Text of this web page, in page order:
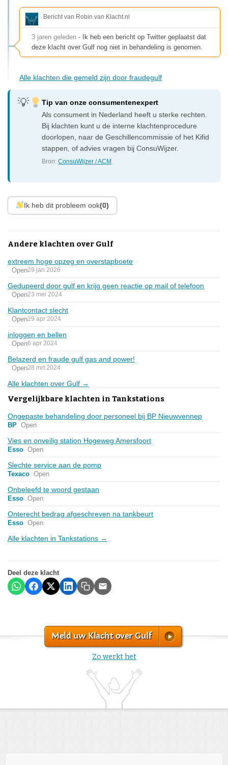
Bericht van Robin van Klacht.nl
3 jaren geleden - Ik heb een bericht op Twitter geplaatst dat
deze klacht over Gulf nog niet in behandeling is genomen.
Alle klachten die gemeld zijn door fraudegulf
Tip van onze consumentenexpert
Als consument in Nederland heeft u sterke rechten.
Bij klachten kunt u de interne klachtenprocedure
doorlopen, naar de Geschillencommissie of het Kifid
stappen, of advies vragen bij ConsuWijzer.
Bron:ConsuWijzer / ACM
Ik heb dit probleem ook(0)
Andere klachten over Gulf
extreem hoge opzeg en overstapboete
Open29 jan 2026
Gedupeerd door gulf en krijg geen reactie op mail of telefoon
Open23 mei 2024
Klantcontact slecht
Open29 apr 2024
inloggen en bellen
Open6 apr 2024
Belazerd en fraude gulf gas and power!
Open28 mrt 2024
Alle klachten over Gulf →
Vergelijkbare klachten in Tankstations
Ongepaste behandeling door personeel bij BP Nieuwvennep
BP Open
Vies en onveilig station Hogeweg Amersfoort
Esso Open
Slechte service aan de pomp
Texaco Open
Onbeleefd te woord gestaan
Esso Open
Onterecht bedrag afgeschreven na tankbeurt
Esso Open
Alle klachten in Tankstations →
Deel deze klacht
Meld uw Klacht over Gulf
Zo werkt het